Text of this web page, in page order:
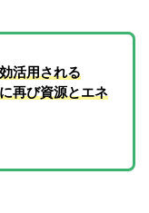
活用される
再び資源とエネ